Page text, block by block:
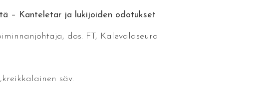
– Kanteletar ja lukijoiden odotukset
dos. FT, Kalevalaseura
säv.